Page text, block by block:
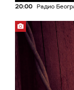
20:00 Радио